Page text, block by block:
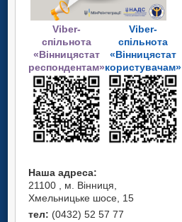
Viber-
спільнота
«Вінницястат
респондентам»
Viber-
спільнота
«Вінницястат
користувачам»
Наша адреса:
21100 , м. Вінниця,
Хмельницьке шосе, 15
тел: (0432) 52 57 77